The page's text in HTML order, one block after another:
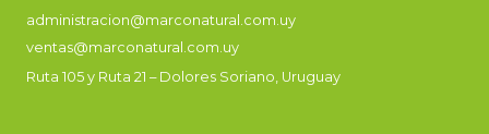
administracion@marconatural.com.uy
ventas@marconatural.com.uy
Ruta 105 y Ruta 21 – Dolores Soriano, Uruguay